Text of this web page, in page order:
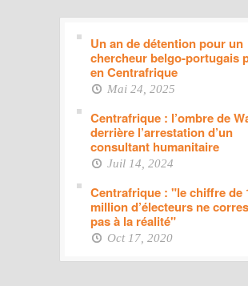
Un an de détention pour un
chercheur belgo-portugais
en Centrafrique
Mai 24, 2025
Centrafrique : l’ombre de
derrière l’arrestation d’un
consultant humanitaire
Juil 14, 2024
Centrafrique : "le chiffre de
million d’électeurs ne
pas à la réalité"
Oct 17, 2020